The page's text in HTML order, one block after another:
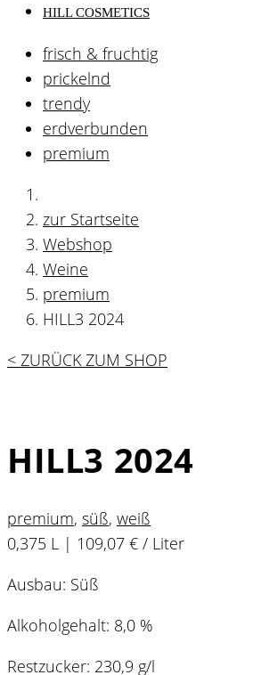
HILL COSMETICS
frisch & fruchtig
prickelnd
trendy
erdverbunden
premium
zur Startseite
Webshop
Weine
premium
HILL3 2024
< ZURÜCK ZUM SHOP
HILL3 2024
premium, süß, weiß
0,375 L | 109,07 € / Liter
Ausbau: Süß
Alkoholgehalt: 8,0 %
Restzucker: 230,9 g/l